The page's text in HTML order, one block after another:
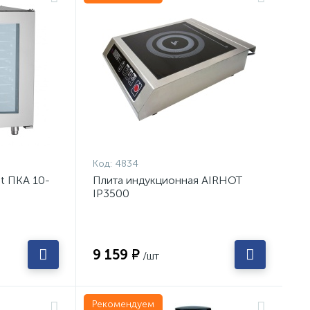
ПКА 10-
Код: 4834
Плита индукционная AIRHOT
IP3500
9 159 ₽ /шт
Рекомендуем